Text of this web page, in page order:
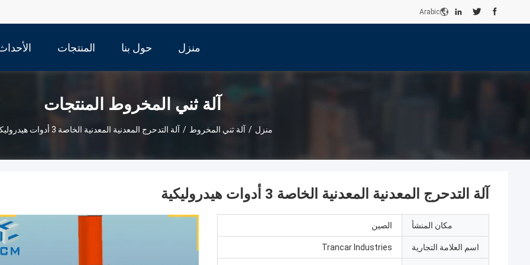
Arabic
منزل حول بنا المنتجات
آلة ثني المخروط المنتجات
منزل / آلة ثني المخروط / آلة التدحرج المعدنية المعدنية الخاصة 3 أدوات هيدروليكية
آلة التدحرج المعدنية المعدنية الخاصة 3 أدوات هيدروليكية
مكان المنشأ الصين
اسم العلامة التجارية Trancar Industries